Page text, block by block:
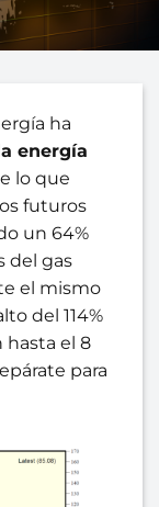
ha
energía
lo que
futuros
un 64%
del gas
el mismo
del 114%
hasta el 8
para